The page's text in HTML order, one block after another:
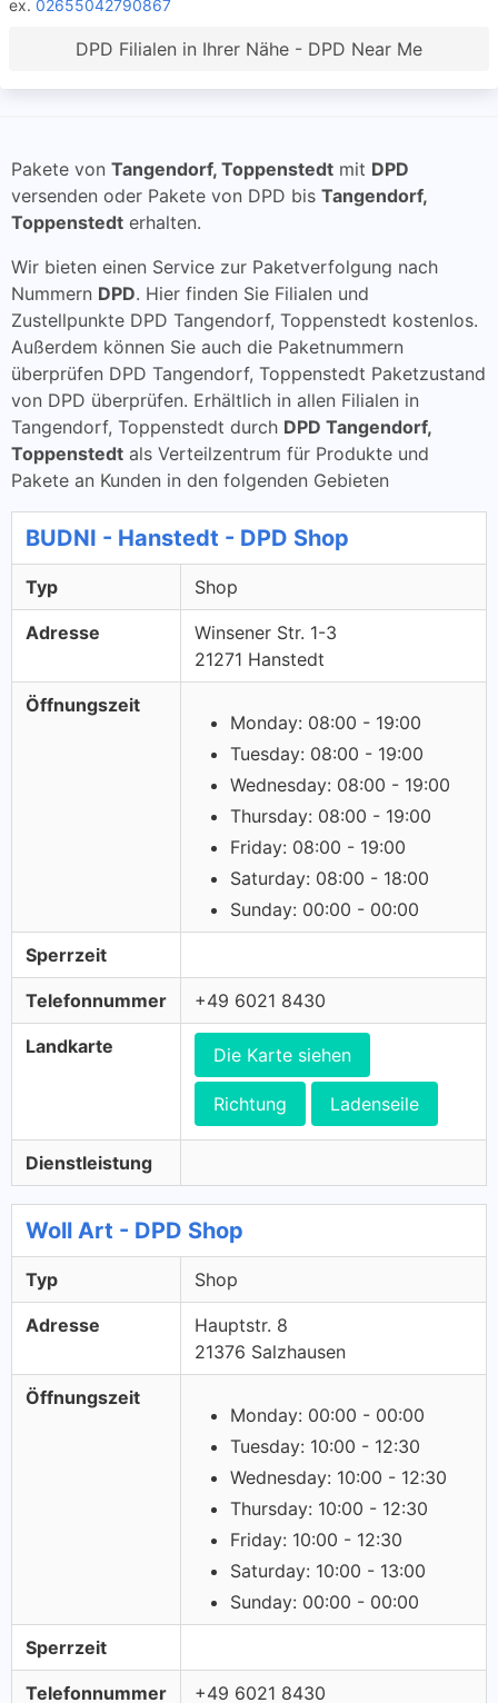
ex. 02655042790867
DPD Filialen in Ihrer Nähe - DPD Near Me
Pakete von Tangendorf, Toppenstedt mit DPD
versenden oder Pakete von DPD bis Tangendorf,
Toppenstedt erhalten.
Wir bieten einen Service zur Paketverfolgung nach
Nummern DPD. Hier finden Sie Filialen und
Zustellpunkte DPD Tangendorf, Toppenstedt kostenlos.
Außerdem können Sie auch die Paketnummern
überprüfen DPD Tangendorf, Toppenstedt Paketzustand
von DPD überprüfen. Erhältlich in allen Filialen in
Tangendorf, Toppenstedt durch DPD Tangendorf,
Toppenstedt als Verteilzentrum für Produkte und
Pakete an Kunden in den folgenden Gebieten
BUDNI - Hanstedt - DPD Shop
Typ Shop
Adresse
Winsener Str. 1-3
21271 Hanstedt
Öffnungszeit
Monday: 08:00 - 19:00
Tuesday: 08:00 - 19:00
Wednesday: 08:00 - 19:00
Thursday: 08:00 - 19:00
Friday: 08:00 - 19:00
Saturday: 08:00 - 18:00
Sunday: 00:00 - 00:00
Sperrzeit
Telefonnummer +49 6021 8430
Landkarte Die Karte siehen
Richtung Ladenseile
Dienstleistung
Woll Art - DPD Shop
Typ Shop
Adresse
Hauptstr. 8
21376 Salzhausen
Öffnungszeit
Monday: 00:00 - 00:00
Tuesday: 10:00 - 12:30
Wednesday: 10:00 - 12:30
Thursday: 10:00 - 12:30
Friday: 10:00 - 12:30
Saturday: 10:00 - 13:00
Sunday: 00:00 - 00:00
Sperrzeit
Telefonnummer +49 6021 8430